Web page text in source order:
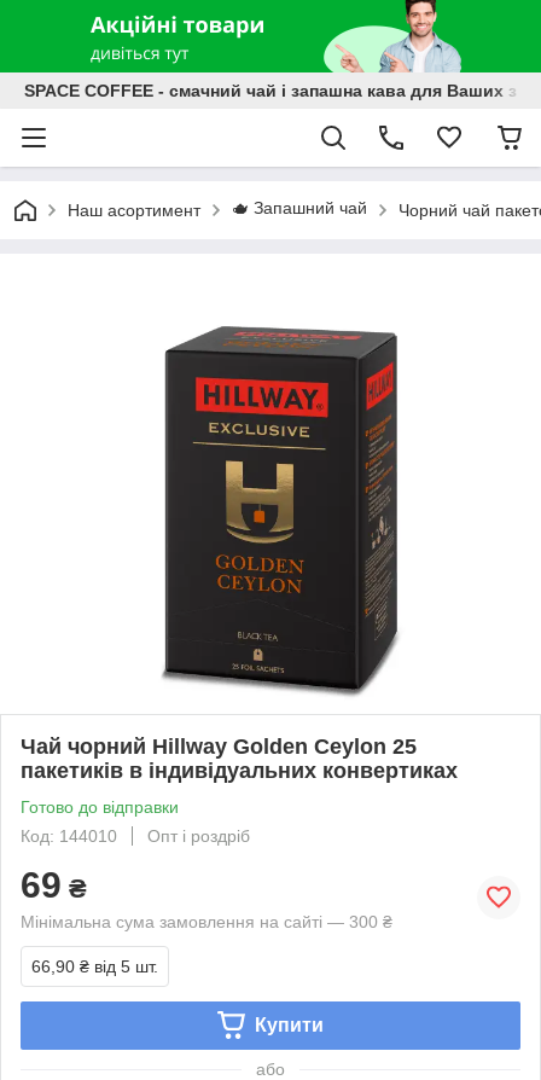
SPACE COFFEE - смачний чай і запашна кава для Ваших
Наш асортимент 🫖 Запашний чай Чорний чай
Чай чорний Hillway Golden Ceylon 25
пакетиків в індивідуальних конвертиках
Готово до відправки
Код: 144010
Опт і роздріб
69 ₴
Мінімальна сума замовлення на сайті — 300 ₴
66,90 ₴ від 5 шт.
Купити
або